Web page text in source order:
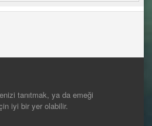
tanıtmak, ya da emeği
iyi bir yer olabilir.